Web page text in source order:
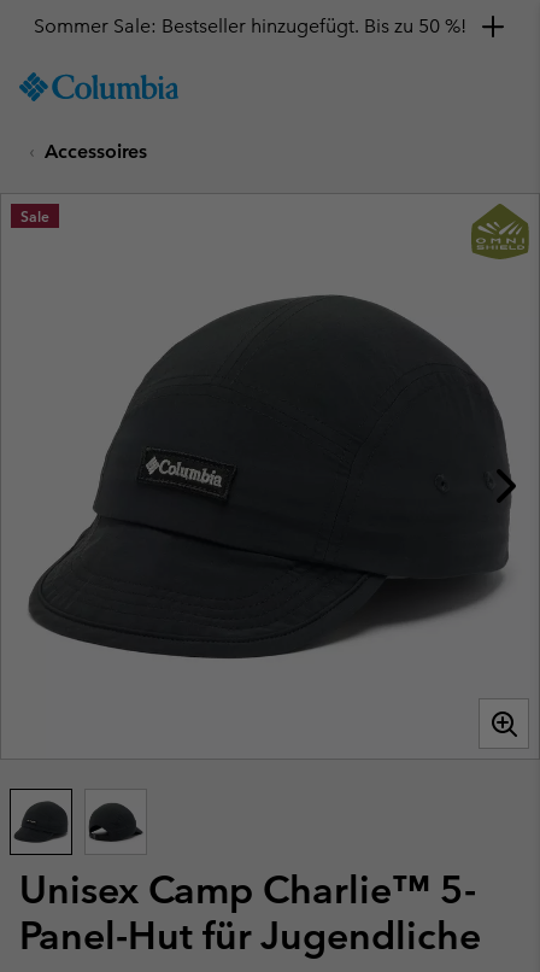
TO
SKIP
MAIN
NAV
Sommer Sale: Bestseller hinzugefügt. Bis zu 50 %!
Accessoires
Unisex Camp Charlie™ 5-
Panel-Hut für Jugendliche
Sale